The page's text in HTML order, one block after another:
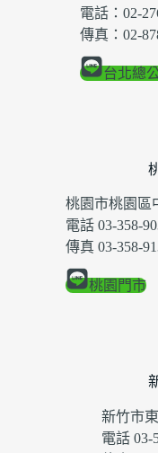
電話：02-
傳真：02-
台北總
桃園市桃園區
電話 03-358-
傳真 03-358-
桃園門市
新竹市
電話 03-